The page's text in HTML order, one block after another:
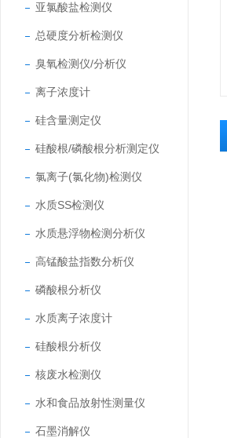
亚氯酸盐检测仪
总硬度分析检测仪
臭氧检测仪/分析仪
离子浓度计
硅含量测定仪
硅酸根/磷酸根分析测定仪
氯离子(氯化物)检测仪
水质SS检测仪
水质悬浮物检测分析仪
高锰酸盐指数分析仪
磷酸根分析仪
水质离子浓度计
硅酸根分析仪
核废水检测仪
水和食品放射性测量仪
石墨消解仪